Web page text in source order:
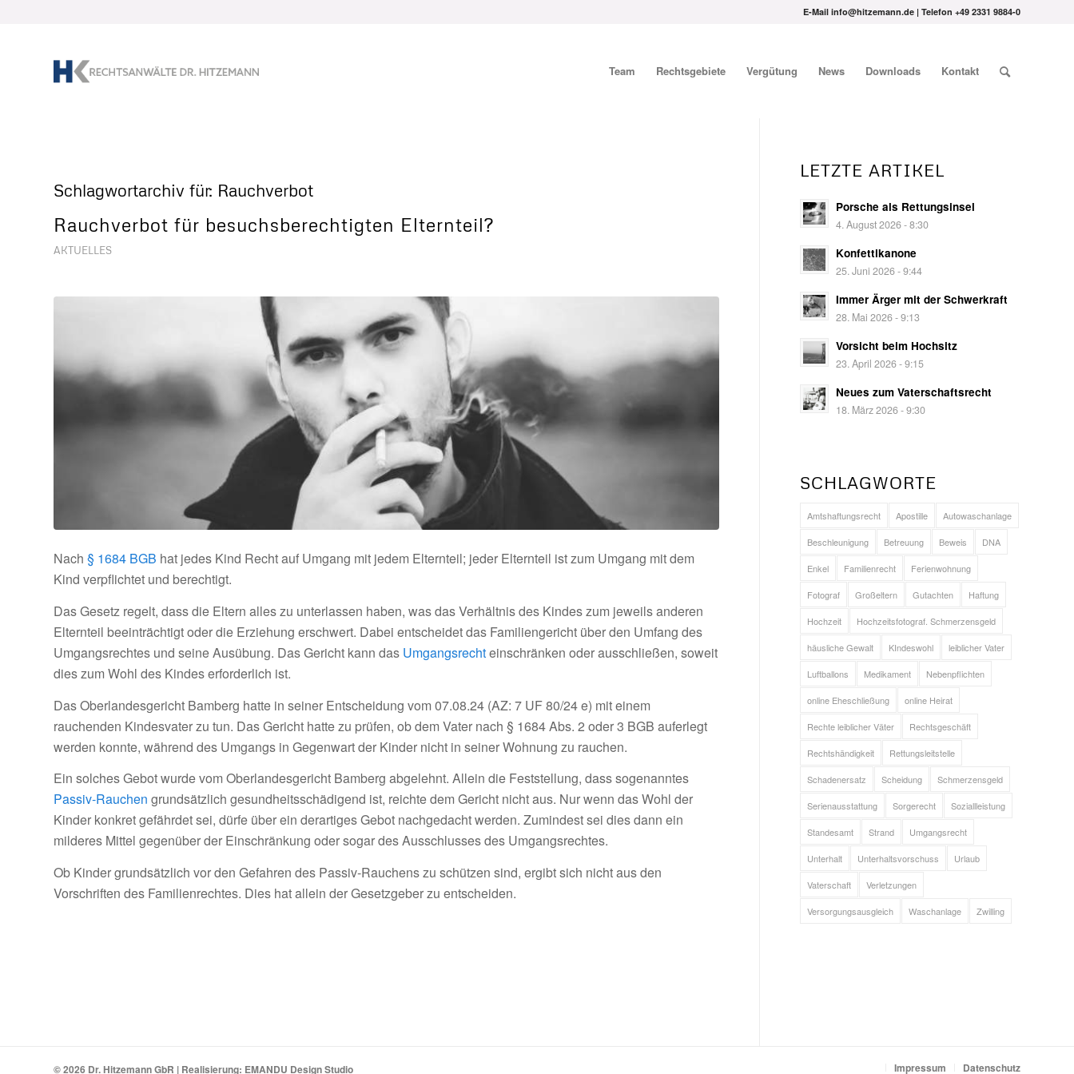
E-Mail info@hitzemann.de | Telefon +49 2331 9884-0
Team Rechtsgebiete Vergütung News Downloads Kontakt
Schlagwortarchiv für: Rauchverbot
Rauchverbot für besuchsberechtigten Elternteil?
AKTUELLES
Nach § 1684 BGB hat jedes Kind Recht auf Umgang mit jedem Elternteil; jeder Elternteil ist zum Umgang mit dem
Kind verpflichtet und berechtigt.
Das Gesetz regelt, dass die Eltern alles zu unterlassen haben, was das Verhältnis des Kindes zum jeweils anderen
Elternteil beeinträchtigt oder die Erziehung erschwert. Dabei entscheidet das Familiengericht über den Umfang des
Umgangsrechtes und seine Ausübung. Das Gericht kann das Umgangsrechteinschränken oder ausschließen, soweit
dies zum Wohl des Kindes erforderlich ist.
Das Oberlandesgericht Bamberg hatte in seiner Entscheidung vom 07.08.24 (AZ: 7 UF 80/24 e) mit einem
rauchenden Kindesvater zu tun. Das Gericht hatte zu prüfen, ob dem Vater nach § 1684 Abs. 2 oder 3 BGB auferlegt
werden konnte, während des Umgangs in Gegenwart der Kinder nicht in seiner Wohnung zu rauchen.
Ein solches Gebot wurde vom Oberlandesgericht Bamberg abgelehnt. Allein die Feststellung, dass sogenanntes
Passiv-Rauchen grundsätzlich gesundheitsschädigend ist, reichte dem Gericht nicht aus. Nur wenn das Wohl der
Kinder konkret gefährdet sei, dürfe über ein derartiges Gebot nachgedacht werden. Zumindest sei dies dann ein
milderes Mittel gegenüber der Einschränkung oder sogar des Ausschlusses des Umgangsrechtes.
Ob Kinder grundsätzlich vor den Gefahren des Passiv-Rauchens zu schützen sind, ergibt sich nicht aus den
Vorschriften des Familienrechtes. Dies hat allein der Gesetzgeber zu entscheiden.
LETZTE ARTIKEL
Porsche als Rettungsinsel
4. August 2026 - 8:30
Konfettikanone
25. Juni 2026 - 9:44
Immer Ärger mit der Schwerkraft
28. Mai 2026 - 9:13
Vorsicht beim Hochsitz
23. April 2026 - 9:15
Neues zum Vaterschaftsrecht
18. März 2026 - 9:30
SCHLAGWORTE
Amtshaftungsrecht Apostille Autowaschanlage
Beschleunigung Betreuung Beweis DNA
Enkel Familienrecht Ferienwohnung
Fotograf Großeltern Gutachten Haftung
Hochzeit Hochzeitsfotograf. Schmerzensgeld
häusliche Gewalt KIndeswohl leiblicher Vater
Luftballons Medikament Nebenpflichten
online Eheschließung online Heirat
Rechte leiblicher Väter Rechtsgeschäft
Rechtshändigkeit Rettungsleitstelle
Schadenersatz Scheidung Schmerzensgeld
Serienausstattung Sorgerecht Soziallleistung
Standesamt Strand Umgangsrecht
Unterhalt Unterhaltsvorschuss Urlaub
Vaterschaft Verletzungen
Versorgungsausgleich Waschanlage Zwilling
© 2026 Dr. Hitzemann GbR | Realisierung: EMANDU Design Studio Impressum Datenschutz